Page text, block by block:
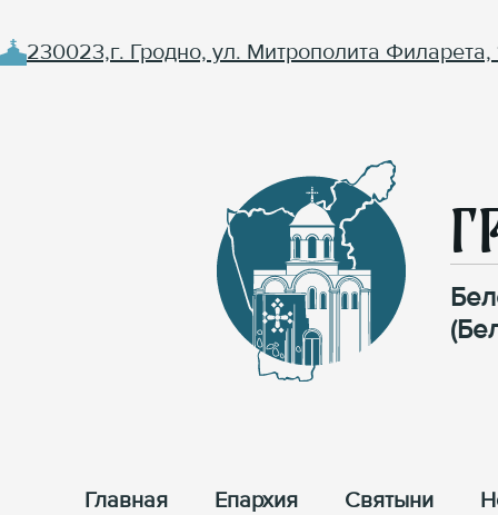
230023,г. Гродно, ул. Митрополита Филарета,
Главная Епархия Cвятыни